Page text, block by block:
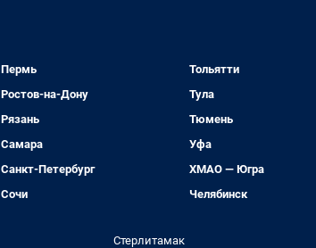
Пермь
Ростов-на-Дону
Рязань
Самара
Санкт-Петербург
Сочи
Тольятти
Тула
Тюмень
Уфа
ХМАО — Югра
Челябинск
Стерлитамак